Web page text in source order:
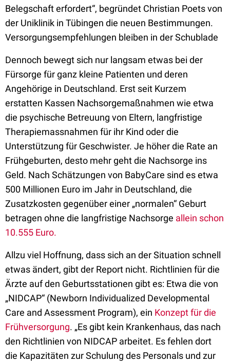
Belegschaft erfordert“, begründet Christian Poets von
der Uniklinik in Tübingen die neuen Bestimmungen.
Versorgungsempfehlungen bleiben in der Schublade
Dennoch bewegt sich nur langsam etwas bei der
Fürsorge für ganz kleine Patienten und deren
Angehörige in Deutschland. Erst seit Kurzem
erstatten Kassen Nachsorgemaßnahmen wie etwa
die psychische Betreuung von Eltern, langfristige
Therapiemassnahmen für ihr Kind oder die
Unterstützung für Geschwister. Je höher die Rate an
Frühgeburten, desto mehr geht die Nachsorge ins
Geld. Nach Schätzungen von BabyCare sind es etwa
500 Millionen Euro im Jahr in Deutschland, die
Zusatzkosten gegenüber einer „normalen“ Geburt
betragen ohne die langfristige Nachsorge allein schon
10.555 Euro.
Allzu viel Hoffnung, dass sich an der Situation schnell
etwas ändert, gibt der Report nicht. Richtlinien für die
Ärzte auf den Geburtsstationen gibt es: Etwa die von
„NIDCAP“ (Newborn Individualized Developmental
Care and Assessment Program), ein Konzept für die
Frühversorgung. „Es gibt kein Krankenhaus, das nach
den Richtlinien von NIDCAP arbeitet. Es fehlen dort
die Kapazitäten zur Schulung des Personals und zur